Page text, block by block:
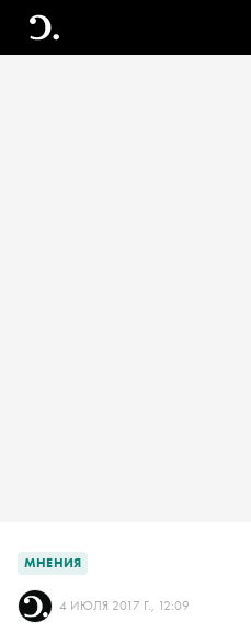
МНЕНИЯ
4 ИЮЛЯ 2017 Г., 12:09